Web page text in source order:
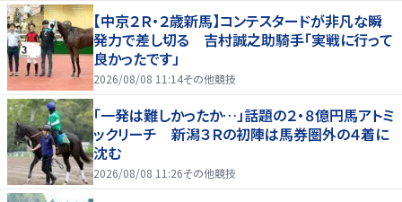
【中京２Ｒ・２歳新馬】コンテスタードが非凡な瞬
発力で差し切る 吉村誠之助騎手「実戦に行って
良かったです」
2026/08/08 11:14その他競技
「一発は難しかったか…」話題の２・８億円馬アトミ
ックリーチ 新潟３Ｒの初陣は馬券圏外の４着に
沈む
2026/08/08 11:26その他競技